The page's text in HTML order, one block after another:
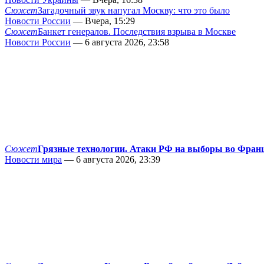
СюжетЗагадочный звук напугал Москву: что это было
Новости России — Вчера, 15:29
СюжетБанкет генералов. Последствия взрыва в Москве
Новости России — 6 августа 2026, 23:58
СюжетГрязные технологии. Атаки РФ на выборы во
Новости мира — 6 августа 2026, 23:39